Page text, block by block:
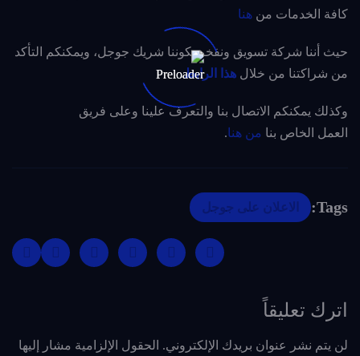
كافة الخدمات من هنا
حيث أننا شركة تسويق ونفخر بكوننا شريك جوجل، ويمكنكم التأكد
من شراكتنا من خلال هذا الرابط.
وكذلك يمكنكم الاتصال بنا والتعرف علينا وعلى فريق
العمل الخاص بنا من هنا.
Tags: الاعلان على جوجل
اترك تعليقاً
لن يتم نشر عنوان بريدك الإلكتروني. الحقول الإلزامية مشار إليها